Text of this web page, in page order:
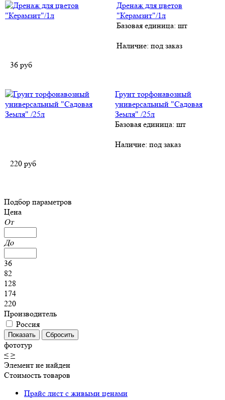
Дренаж для цветов
"Керамзит"/1л
Базовая единица: шт
Наличие: под заказ
36 руб
Грунт торфонавозный
универсальный "Садовая
Земля" /25л
Базовая единица: шт
Наличие: под заказ
220 руб
Подбор параметров
Цена
От
До
36
82
128
174
220
Производитель
Россия
фототур
< >
Элемент не найден
Стоимость товаров
Прайс лист с живыми ценами